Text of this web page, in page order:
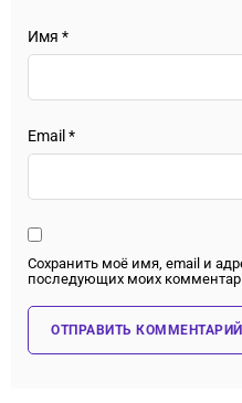
Имя *
Email *
Сохранить моё имя, email и
последующих моих